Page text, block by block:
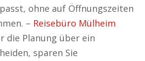
ohne auf Öffnungszeiten
– Reisebüro Mülheim
die Planung über ein
sparen Sie